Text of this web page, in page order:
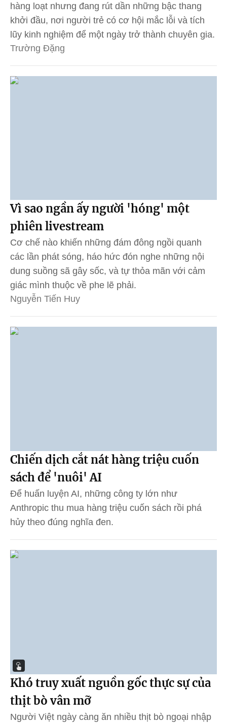
hàng loạt nhưng đang rút dần những bậc thang
khởi đầu, nơi người trẻ có cơ hội mắc lỗi và tích
lũy kinh nghiệm để một ngày trở thành chuyên gia.
Trường Đặng
Vì sao ngần ấy người 'hóng' một
phiên livestream
Cơ chế nào khiến những đám đông ngồi quanh
các lần phát sóng, háo hức đón nghe những nội
dung suồng sã gây sốc, và tự thỏa mãn với cảm
giác mình thuộc về phe lẽ phải.
Nguyễn Tiến Huy
Chiến dịch cắt nát hàng triệu cuốn
sách để 'nuôi' AI
Để huấn luyện AI, những công ty lớn như
Anthropic thu mua hàng triệu cuốn sách rồi phá
hủy theo đúng nghĩa đen.
Khó truy xuất nguồn gốc thực sự của
thịt bò vân mỡ
Người Việt ngày càng ăn nhiều thịt bò ngoại nhập